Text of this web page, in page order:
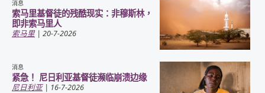
消息
索马里基督徒的残酷现实：非穆斯林，
即非索马里人
索马里| 20-7-2026
消息
紧急！ 尼日利亚基督徒濒临崩溃边缘
尼日利亚| 16-7-2026